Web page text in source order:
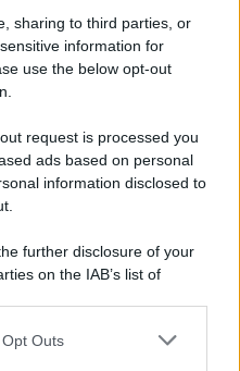
sharing to third parties, or
information for
use the below opt-out
request is processed you
ads based on personal
information disclosed to
further disclosure of your
on the IAB’s list of
by us to third parties
Outs
Torino solo dopo i calci di